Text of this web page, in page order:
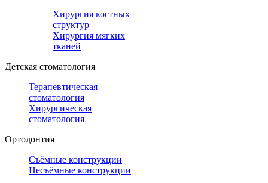
Хирургия костных
структур
Хирургия мягких
тканей
Детская стоматология
Терапевтическая
стоматология
Хирургическая
стоматология
Ортодонтия
Съёмные конструкции
Несъёмные конструкции